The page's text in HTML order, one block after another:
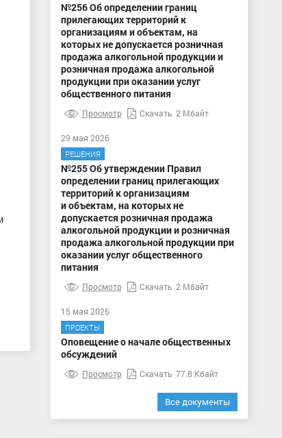
№256 Об определении границ
прилегающих территорий к
организациям и объектам, на
которых не допускается розничная
продажа алкогольной продукции и
розничная продажа алкогольной
продукции при оказании услуг
общественного питания
Просмотр Скачать 2 Мбайт
29 мая 2026
РЕШЕНИЯ
№255 Об утверждении Правил
определении границ прилегающих
территорий к организациям
и объектам, на которых не
допускается розничная продажа
алкогольной продукции и розничная
продажа алкогольной продукции при
оказании услуг общественного
питания
Просмотр Скачать 2 Мбайт
15 мая 2026
ПРОЕКТЫ
Оповещение о начале общественных
обсуждений
Просмотр Скачать 77.8 Кбайт
Все документы